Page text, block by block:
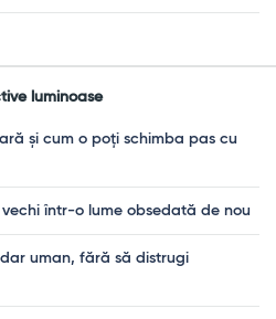
luminoase
și cum o poți schimba pas cu
într-o lume obsedată de nou
uman, fără să distrugi